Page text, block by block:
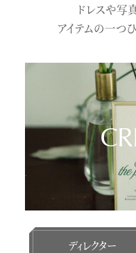
ドレスや写
アイテムの一つ
ディレクター